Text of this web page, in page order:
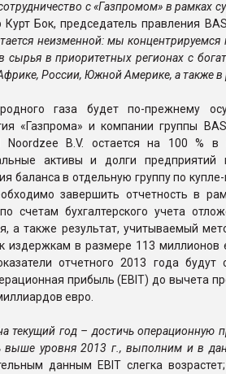
с «Газпромом» в рамках
Курт Бок, председатель правления
неизменной: мы
сырья в приоритетных регионах с
России, Южной Америке, а также в
газа будет по-прежнему
«Газпрома» и компании группы
Noordzee B.V. остается на 100 %
активы и долги
баланса в отдельную группу по
завершить отчетность в
счетам бухгалтерского учета
а также результат, учитываемый
издержкам в размере 113
отчетного 2013 года будут
прибыль (EBIT) до вычета
евро.
текущий год – достичь операционную
выше уровня 2013 г., выполним и в
данным EBIT слегка